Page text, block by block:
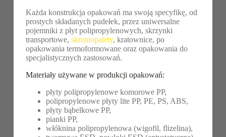
Każda konstrukcja opakowań ma swoją specyfikę, od
prostych składanych pudełek, przez uniwersalne
pojemniki z płyt polipropylenowych, skrzynki
transportowe, skrzniopalety, kratownice, po
opakowania termoformowane oraz opakowania do
specjalistycznych zastosowań.
Materiały używane w produkcji opakowań:
płyty polipropylenowe komorowe PP,
polipropylenowe płyty lite PP, PE, PS, ABS,
płyty bąbelkowe PP,
pianki PP,
włóknina polipropylenowa (wigofil, flizelina),